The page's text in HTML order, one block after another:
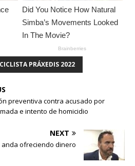
PRÁXEDIS 2022
preventiva contra acusado por
e intento de homicidio
NEXT
anda ofreciendo dinero